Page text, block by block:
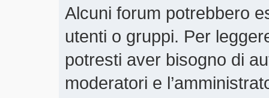
Alcuni forum potrebbero
utenti o gruppi. Per
potresti aver bisogno di
moderatori e